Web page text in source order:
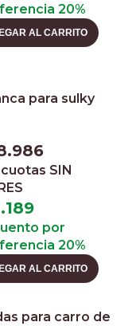
20%
AL CARRITO
para sulky
SIN
por
20%
AL CARRITO
para carro de